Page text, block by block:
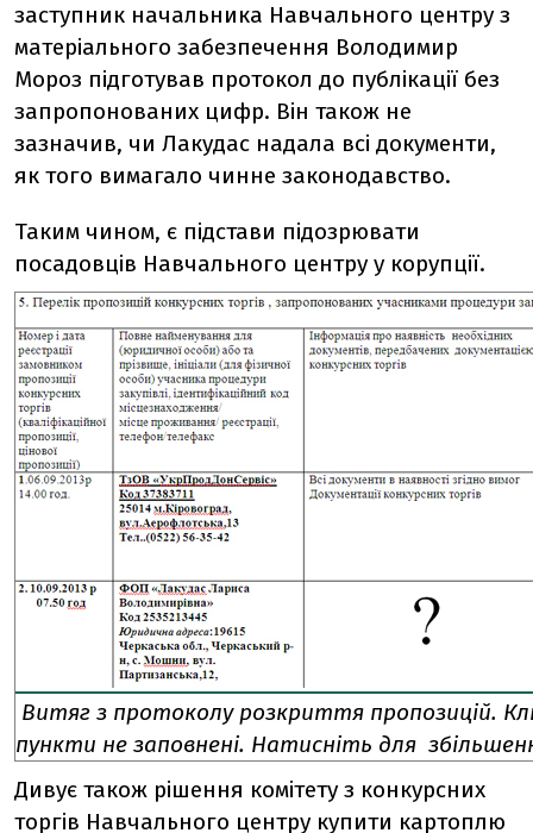
заступник начальника Навчального центру з
матеріального забезпечення Володимир
Мороз підготував протокол до публікації без
запропонованих цифр. Він також не
зазначив, чи Лакудас надала всі документи,
як того вимагало чинне законодавство.
Таким чином, є підстави підозрювати
посадовців Навчального центру у корупції.
Витяг з протоколу розкриття пропозицій.
пункти не заповнені. Натисніть для
Дивує також рішення комітету з конкурсних
торгів Навчального центру купити картоплю